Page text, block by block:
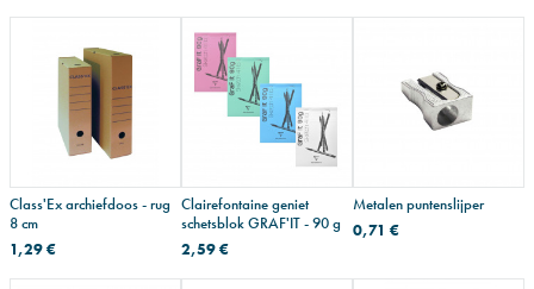
Class'Ex archiefdoos - rug
8 cm
1,29 €
Clairefontaine geniet
schetsblok GRAF'IT - 90 g
2,59 €
Metalen puntenslijper
0,71 €